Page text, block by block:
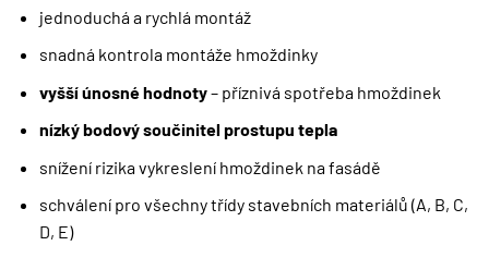
jednoduchá a rychlá montáž
snadná kontrola montáže hmoždinky
vyšší únosné hodnoty– příznivá spotřeba hmoždinek
nízký bodový součinitel prostupu tepla
snížení rizika vykreslení hmoždinek na fasádě
schválení pro všechny třídy stavebních materiálů (A, B, C,
D, E)